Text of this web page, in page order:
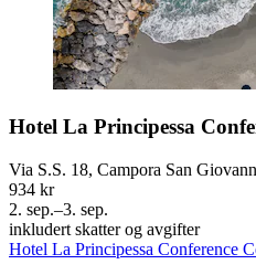
Hotel La Principessa
Via S.S. 18, Campora San
934 kr
2. sep.–3. sep.
inkludert skatter og avgifter
Hotel La Principessa Conference